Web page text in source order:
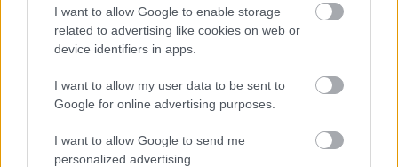
I want to allow Google to enable storage
related to advertising like cookies on web or
device identifiers in apps.
I want to allow my user data to be sent to
Google for online advertising purposes.
I want to allow Google to send me
personalized advertising.
Európa gáztartalékai alacsony szinten: nehéz
tél előtt állunk?
Ezek Irán új feltételei a Hormuzi-szoros
megnyitásához - hosszú a lista